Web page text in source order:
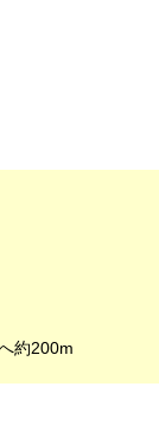
約200m